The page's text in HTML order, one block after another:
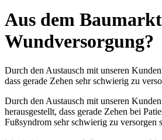
Aus dem
Wundversorgung?
Durch den Austausch mit unseren
dass gerade Zehen sehr schwierig zu
Durch den Austausch mit unseren
herausgestellt, dass gerade Zehen bei
Fußsyndrom sehr schwierig zu versorgen